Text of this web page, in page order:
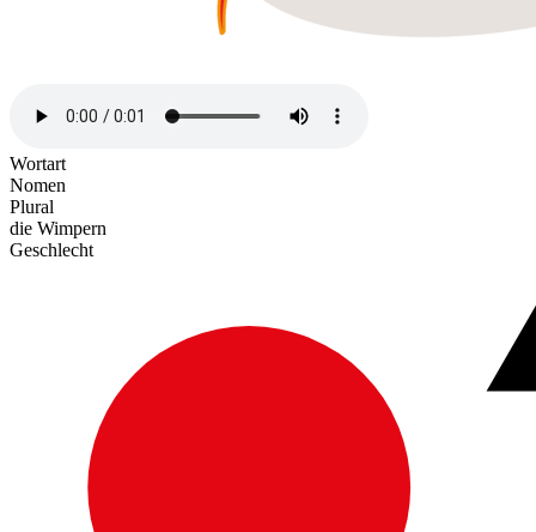
Wortart
Nomen
Plural
die Wimpern
Geschlecht